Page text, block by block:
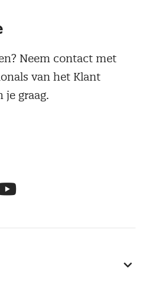
Neem contact met
van het Klant
je graag.